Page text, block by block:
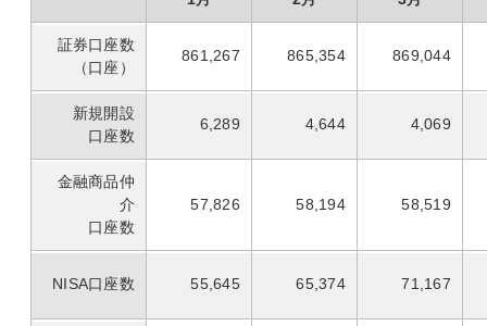
証券口座数
（口座）
861,267 865,354 869,044
新規開設
口座数
6,289 4,644 4,069
金融商品仲
介
口座数
57,826 58,194 58,519
NISA口座数 55,645 65,374 71,167